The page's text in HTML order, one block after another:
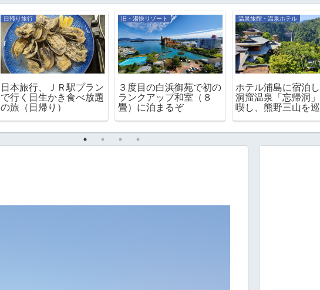
日帰り旅行
日本旅行、ＪＲ駅プラン
で行く日生かき食べ放題
の旅（日帰り）
旧・湯快リゾート
３度目の白浜御苑で初の
ランクアップ和室（８
畳）に泊まるぞ
温泉旅館・温泉ホテル
ホテル浦島に宿泊
洞窟温泉「忘帰洞
喫し、熊野三山を